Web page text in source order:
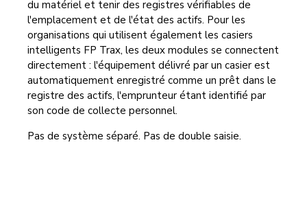
du matériel et tenir des registres vérifiables de
l'emplacement et de l'état des actifs. Pour les
organisations qui utilisent également les casiers
intelligents FP Trax, les deux modules se connectent
directement : l'équipement délivré par un casier est
automatiquement enregistré comme un prêt dans le
registre des actifs, l'emprunteur étant identifié par
son code de collecte personnel.
Pas de système séparé. Pas de double saisie.